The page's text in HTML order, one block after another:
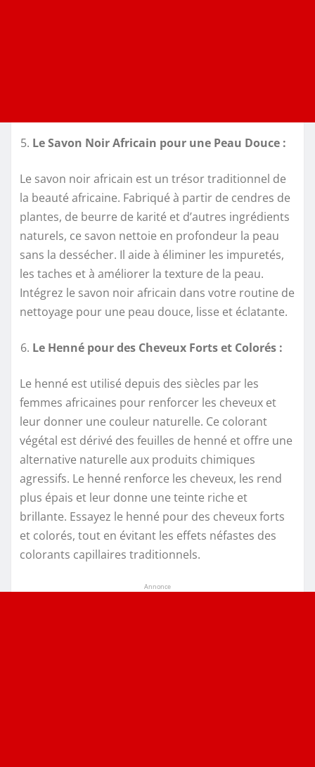
Le Savon Noir Africain pour une Peau Douce :
Le savon noir africain est un trésor traditionnel de
la beauté africaine. Fabriqué à partir de cendres de
plantes, de beurre de karité et d’autres ingrédients
naturels, ce savon nettoie en profondeur la peau
sans la dessécher. Il aide à éliminer les impuretés,
les taches et à améliorer la texture de la peau.
Intégrez le savon noir africain dans votre routine de
nettoyage pour une peau douce, lisse et éclatante.
Le Henné pour des Cheveux Forts et Colorés :
Le henné est utilisé depuis des siècles par les
femmes africaines pour renforcer les cheveux et
leur donner une couleur naturelle. Ce colorant
végétal est dérivé des feuilles de henné et offre une
alternative naturelle aux produits chimiques
agressifs. Le henné renforce les cheveux, les rend
plus épais et leur donne une teinte riche et
brillante. Essayez le henné pour des cheveux forts
et colorés, tout en évitant les effets néfastes des
colorants capillaires traditionnels.
Annonce